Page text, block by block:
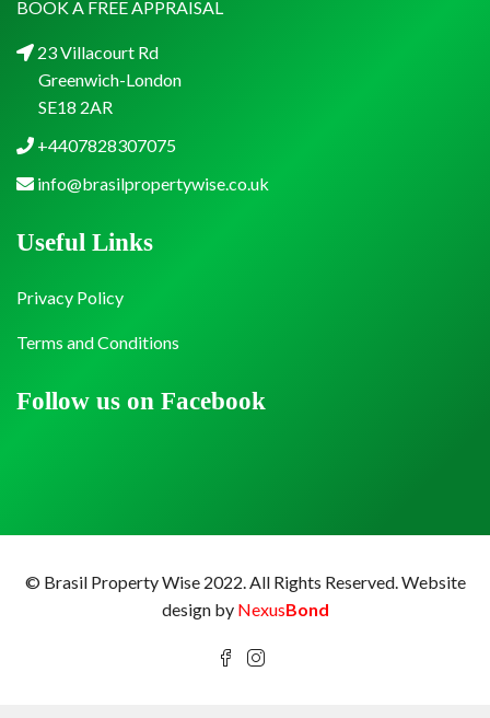
BOOK A FREE APPRAISAL
23 Villacourt Rd
Greenwich-London
SE18 2AR
+4407828307075
info@brasilpropertywise.co.uk
Follow us on Facebook
Useful Links
Privacy Policy
Terms and Conditions
© Brasil Property Wise 2022. All Rights Reserved.Website
design by NexusBond